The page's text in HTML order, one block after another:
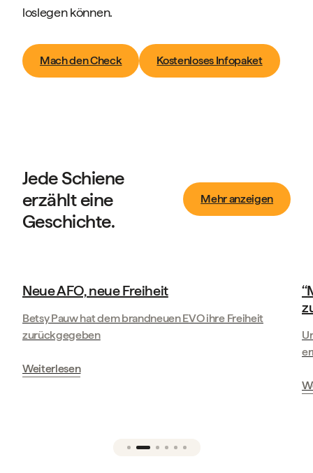
loslegen können.
Mach den Check Kostenloses Infopaket
Jede Schiene
erzählt eine
Geschichte.
neue Freiheit
hat dem brandneuen EVO ihre Freiheit
Ursula
erneut auf
Weiterlesen
Mehr anzeigen